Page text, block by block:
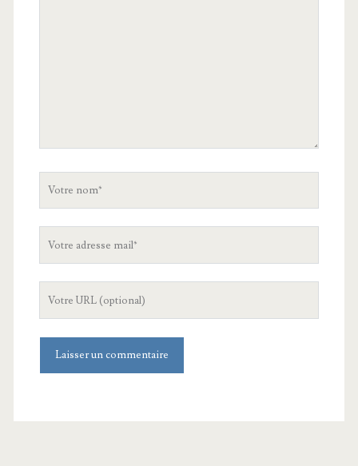
site